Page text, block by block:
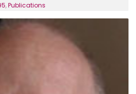
,Publications